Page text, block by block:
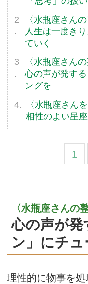
〈水瓶座さん
人生は一度き
ていく
〈水瓶座さん
心の声が発す
ングを
〈水瓶座さん
相性のよい星
1
〈水瓶座さんの
心の声が発
ン」にチ
理性的に物事を